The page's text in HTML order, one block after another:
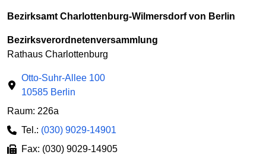
Bezirksamt Charlottenburg-Wilmersdorf von Berlin
Bezirksverordnetenversammlung
Rathaus Charlottenburg
Otto-Suhr-Allee 100
10585 Berlin
Raum: 226a
Tel.: (030) 9029-14901
Fax: (030) 9029-14905